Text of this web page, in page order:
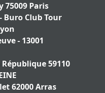
75009 Paris
Buro Club Tour
- 13001
59110
62000 Arras